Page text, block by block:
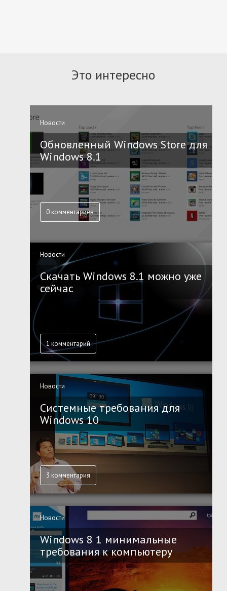
Это интересно
Новости
Обновленный Windows Store для
Windows 8.1
0 комментариев
Новости
Скачать Windows 8.1 можно уже
сейчас
1 комментарий
Новости
Системные требования для
Windows 10
3 комментария
Новости
Windows 8 1 минимальные
требования к компьютеру